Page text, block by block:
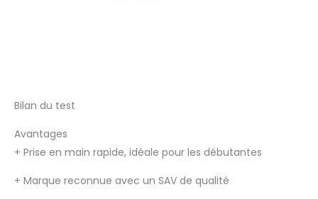
Bilan du test
Avantages
+ Prise en main rapide, idéale pour les débutantes
+ Marque reconnue avec un SAV de qualité